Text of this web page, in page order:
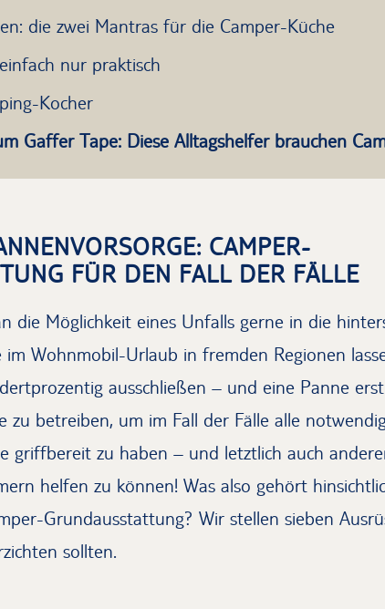
die zwei Mantras für die Camper-Küche
nur praktisch
Kocher
Gaffer Tape: Diese Alltagshelfer brauchen
CAMPER-
FÜR DEN FALL DER FÄLLE
die Möglichkeit eines Unfalls gerne in die
im Wohnmobil-Urlaub in fremden Regionen
ausschließen – und eine Panne
zu betreiben, um im Fall der Fälle alle
griffbereit zu haben – und letztlich auch
helfen zu können! Was also gehört
Grundausstattung? Wir stellen sieben
sollten.